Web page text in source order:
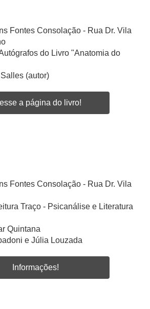
Fontes Consolação - Rua Dr. Vila
do Livro "Anatomia do
(autor)
a página do livro!
Fontes Consolação - Rua Dr. Vila
Traço - Psicanálise e Literatura
Quintana
e Júlia Louzada
Informações!